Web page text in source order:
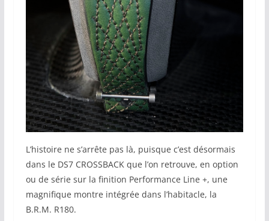
L’histoire ne s’arrête pas là, puisque c’est désormais
dans le DS7 CROSSBACK que l’on retrouve, en option
ou de série sur la finition Performance Line +, une
magnifique montre intégrée dans l’habitacle, la
B.R.M. R180.